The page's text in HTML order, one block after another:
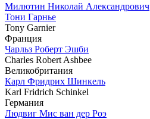
Милютин Николай Александрович
Тони Гарнье
Tony Garnier
Франция
Чарльз Роберт Эшби
Charles Robert Ashbee
Великобритания
Карл Фридрих Шинкель
Karl Fridrich Schinkel
Германия
Людвиг Мис ван дер Роэ